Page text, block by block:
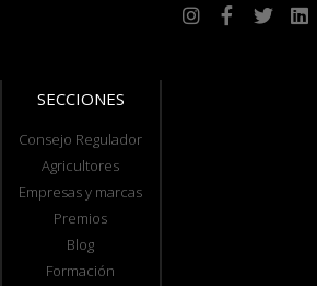
SECCIONES
Consejo Regulador
Agricultores
Empresas y marcas
Premios
Blog
Formación